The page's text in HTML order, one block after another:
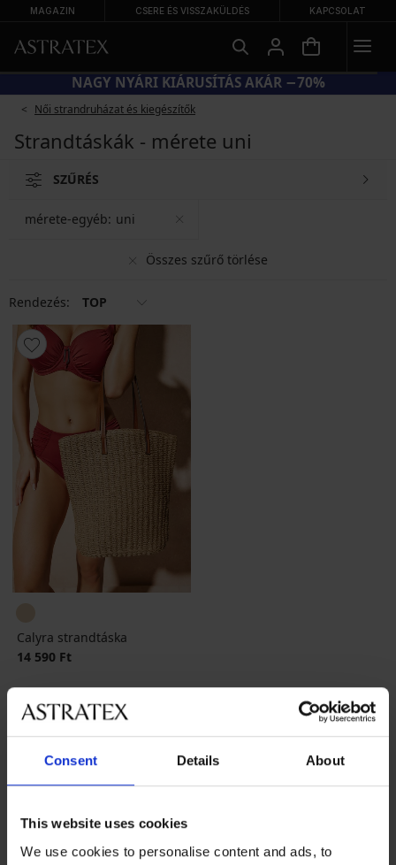
Consent Details About
This website uses cookies
We use cookies to personalise content and ads, to
MAGAZIN CSERE ÉS VISSZAKÜLDÉS KAPCSOLAT
NAGY NYÁRI KIÁRUSÍTÁS AKÁR −70%
Női strandruházat és kiegészítők
Strandtáskák - mérete uni
SZŰRÉS
Összes szűrő törlése
mérete-egyéb: uni
Rendezés: TOP
Calyra strandtáska
14 590 Ft
vásárlásból
ingyen